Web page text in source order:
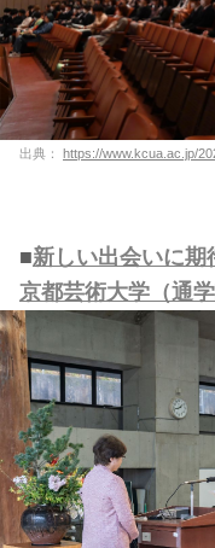
出典： https://www.kcua.ac.jp/
■新しい出会いに
京都芸術大学（通